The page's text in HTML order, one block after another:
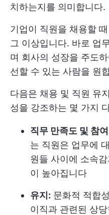
치하는지를 의미합니다.
기업이 직원을 채용할
그 이상입니다. 바로 업
며 회사의 성장을 주도
선할 수 있는 사람을 원
다음은 채용 및 직원 유
성을 강조하는 몇 가지
직무 만족도 및 참
는 직원은 업무에
원들 사이에 소속
이 높아집니다
유지: 문화적 적합
이직과 관련된 상